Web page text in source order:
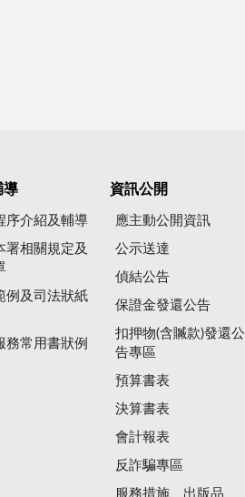
導
序介紹及輔導
署相關規定及
例及司法狀紙
務常用書狀例
資訊公開
應主動公開資訊
公示送達
偵結公告
保證金發還公告
扣押物(含贓款)發還公
告專區
預算書表
決算書表
會計報表
反詐騙專區
服務措施、出版品